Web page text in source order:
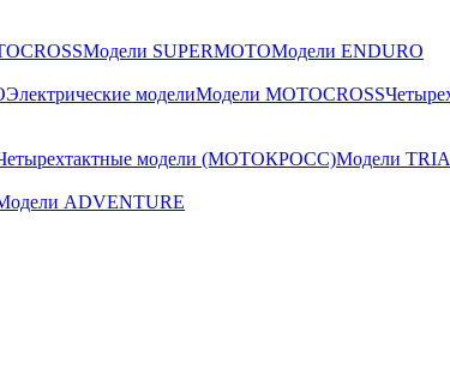
Модели SUPERMOTOМодели ENDURO
Электрические моделиМодели MOTOCROSS
модели (МОТОКРОСС)Модели
ADVENTURE